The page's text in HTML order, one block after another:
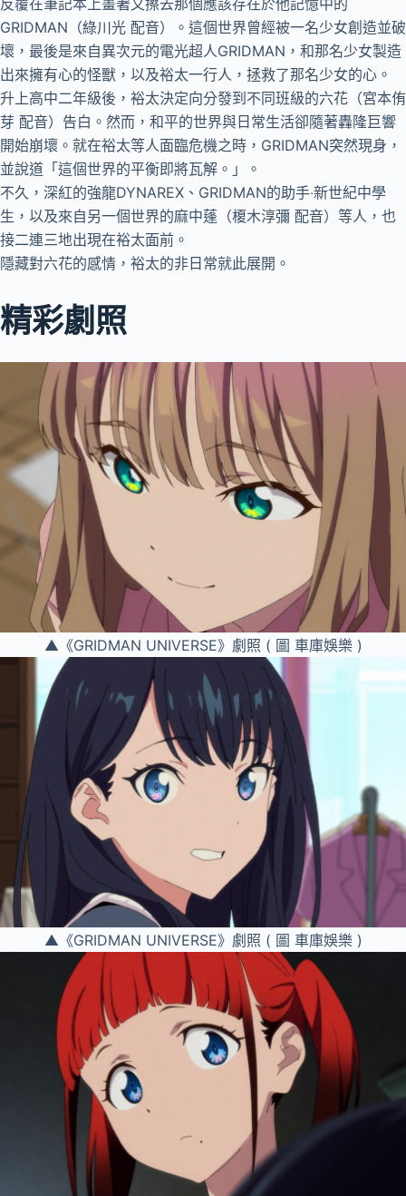
GRIDMAN（綠川光 配音）。這個世界曾經被一名少女創造並破
壞，最後是來自異次元的電光超人GRIDMAN，和那名少女製造
出來擁有心的怪獸，以及裕太一行人，拯救了那名少女的心。
升上高中二年級後，裕太決定向分發到不同班級的六花（宮本侑
芽 配音）告白。然而，和平的世界與日常生活卻隨著轟隆巨響
開始崩壞。就在裕太等人面臨危機之時，GRIDMAN突然現身，
並說道「這個世界的平衡即將瓦解。」。
不久，深紅的強龍DYNAREX、GRIDMAN的助手‧新世紀中學
生，以及來自另一個世界的麻中蓬（榎木淳彌 配音）等人，也
接二連三地出現在裕太面前。
隱藏對六花的感情，裕太的非日常就此展開。
精彩劇照
▲《GRIDMAN UNIVERSE》劇照 ( 圖 車庫娛樂 )
▲《GRIDMAN UNIVERSE》劇照 ( 圖 車庫娛樂 )